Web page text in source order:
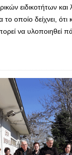
ειδικοτήτων και
οποίο δείχνει, ότι
να υλοποιηθεί